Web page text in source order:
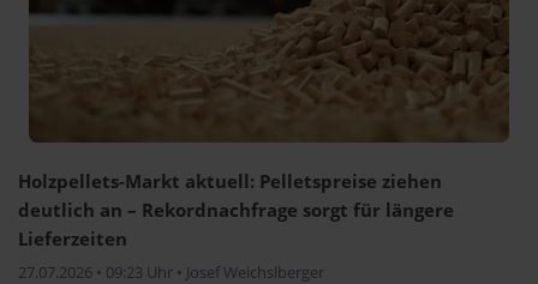
Holzpellets-Markt aktuell: Pelletspreise ziehen
deutlich an – Rekordnachfrage sorgt für längere
Lieferzeiten
27.07.2026 • 09:23 Uhr • Josef Weichslberger